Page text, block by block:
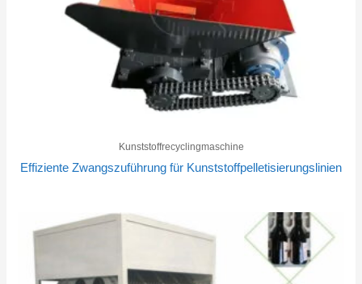
Kunststoffrecyclingmaschine
Effiziente Zwangszuführung für Kunststoffpelletisierungslinien